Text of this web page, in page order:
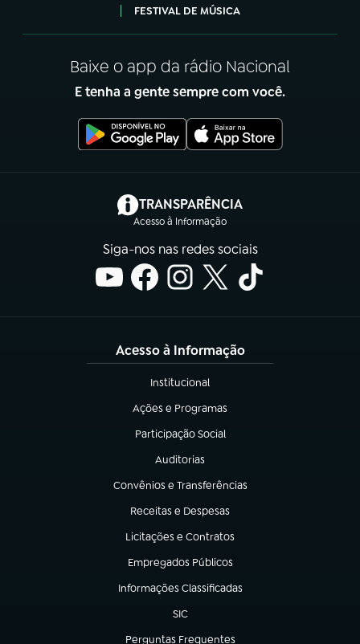
FESTIVAL DE MÚSICA
Baixe o app da rádio Nacional
E tenha a gente sempre com você.
TRANSPARÊNCIA
Acesso à Informação
(abre em nova aba)
Siga-nos nas redes sociais
Acesso à Informação
Institucional
(abre em nova aba)
Ações e Programas
(abre em nova aba)
Participação Social
(abre em nova aba)
Auditorias
(abre em nova aba)
Convênios e Transferências
(abre em nova aba)
Receitas e Despesas
(abre em nova aba)
Licitações e Contratos
(abre em nova aba)
Empregados Públicos
(abre em nova aba)
Informações Classificadas
(abre em nova aba)
SIC
(abre em nova aba)
Perguntas Frequentes